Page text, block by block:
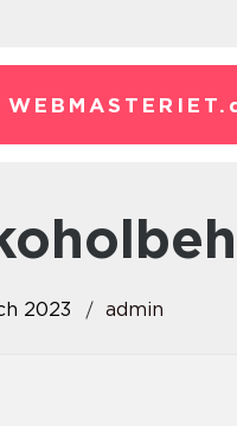
WEBMASTERIET.
2023 admin